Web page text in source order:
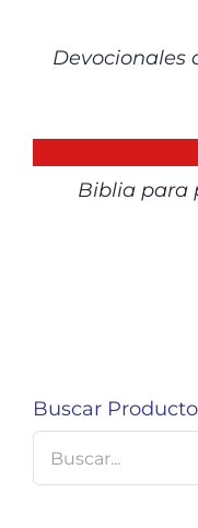
Devocionales
Biblia para
Buscar Producto